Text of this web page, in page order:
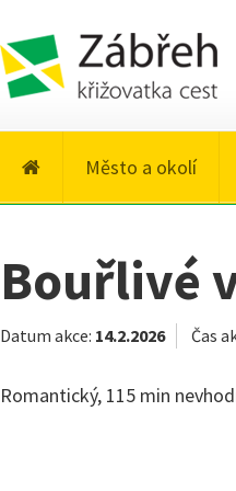
Město a okolí
Bouřlivé
Datum akce: 14.2.2026 Čas
Romantický, 115 min